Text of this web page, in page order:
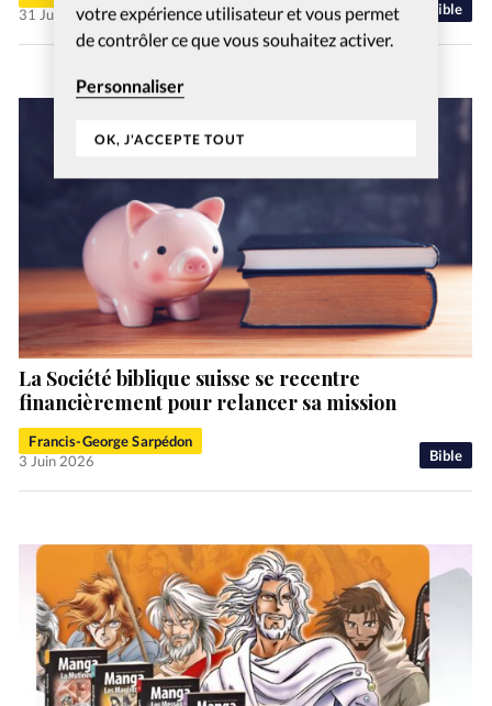
votre expérience utilisateur et vous permet
de contrôler ce que vous souhaitez activer.
Personnaliser
OK, J'ACCEPTE TOUT
Bible
31 Juil 2026
Bible
La Société biblique suisse se recentre
financièrement pour relancer sa mission
Francis-George Sarpédon
3 Juin 2026